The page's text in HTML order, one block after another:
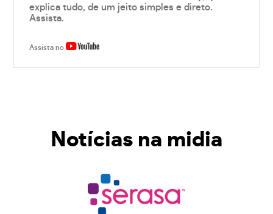
explica tudo, de um jeito simples e direto.
Assista.
Assista no
Notícias na midia